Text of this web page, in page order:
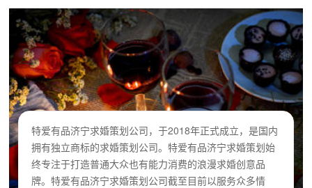
特爱有品济宁求婚策划公司，于2018年正式成立，是国内
拥有独立商标的求婚策划公司。特爱有品济宁求婚策划始
终专注于打造普通大众也有能力消费的浪漫求婚创意品
牌。特爱有品济宁求婚策划公司截至目前以服务众多情